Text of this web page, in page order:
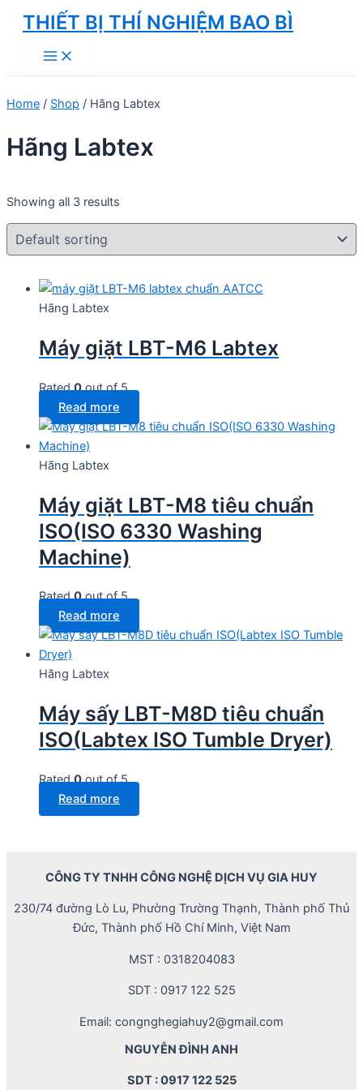
Skip
content
THIẾT BỊ THÍ NGHIỆM BAO BÌ
Main
Menu
Home / Shop / Hãng Labtex
Hãng Labtex
Showing all 3 results
Hãng Labtex
Máy giặt LBT-M6 Labtex
Rated0out of 5
Read more
Hãng Labtex
Máy giặt LBT-M8 tiêu chuẩn
ISO(ISO 6330 Washing
Machine)
Rated0out of 5
Read more
Hãng Labtex
Máy sấy LBT-M8D tiêu chuẩn
ISO(Labtex ISO Tumble Dryer)
Rated0out of 5
Read more
CÔNG TY TNHH CÔNG NGHỆ DỊCH VỤ GIA HUY
230/74 đường Lò Lu, Phường Trường Thạnh, Thành phố Thủ
Đức, Thành phố Hồ Chí Minh, Việt Nam
MST : 0318204083
SDT : 0917 122 525
Email: congnghegiahuy2@gmail.com
NGUYỄN ĐÌNH ANH
SDT : 0917 122 525